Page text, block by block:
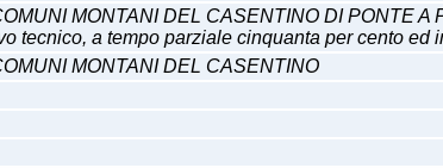
MONTANI DEL CASENTINO DI PONTE
tecnico, a tempo parziale cinquanta per cento ed
MONTANI DEL CASENTINO